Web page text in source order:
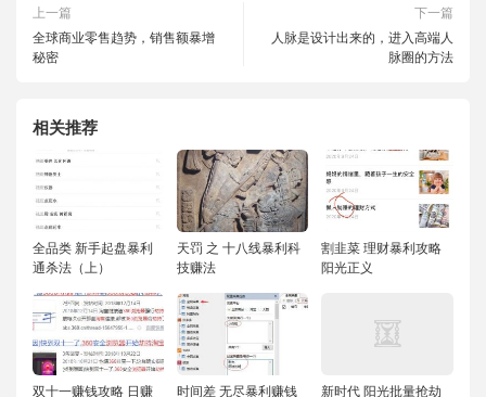
上一篇
全球商业零售趋势，销售额暴增
秘密
下一篇
人脉是设计出来的，进入高端人
脉圈的方法
相关推荐
全品类 新手起盘暴利
通杀法（上）
天罚 之 十八线暴利科
技赚法
割韭菜 理财暴利攻略
阳光正义
双十一赚钱攻略 日赚 时间差 无尽暴利赚钱 新时代 阳光批量抢劫